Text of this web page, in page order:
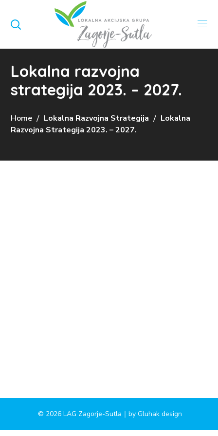
Lokalna razvojna
strategija 2023. – 2027.
Home Lokalna Razvojna Strategija
Lokalna
Razvojna Strategija 2023. – 2027.
© 2026 LAG Zagorje-Sutla｜by Gluhak design